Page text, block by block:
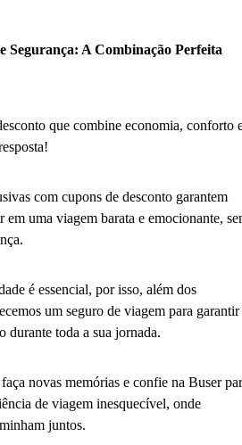
Segurança: A Combinação Perfeita
que combine economia, conforto
com cupons de desconto garantem
em uma viagem barata e emocionante,
é essencial, por isso, além dos
um seguro de viagem para garantir
durante toda a sua jornada.
novas memórias e confie na Buser
de viagem inesquecível, onde
juntos.